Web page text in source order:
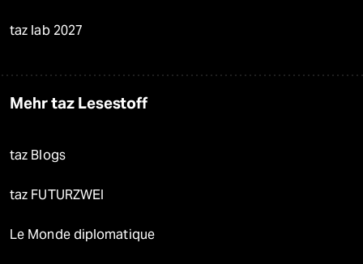
taz lab 2027
Mehr taz Lesestoff
taz Blogs
taz FUTURZWEI
Le Monde diplomatique